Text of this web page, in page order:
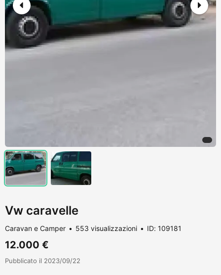
Vw caravelle
Caravan e Camper 553 visualizzazioni ID: 109181
12.000 €
Pubblicato il 2023/09/22